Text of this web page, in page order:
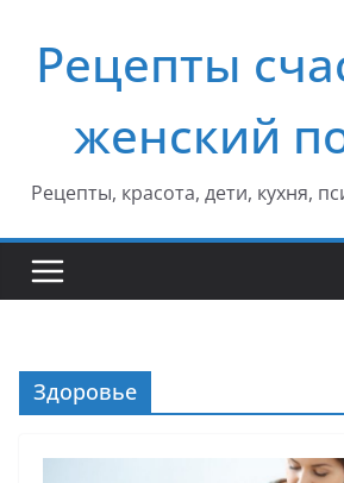
содержимому
Рецепты
женский
Рецепты, красота, дети, кухня,
Здоровье